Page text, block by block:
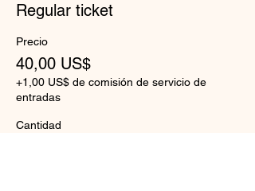
Regular ticket
Precio
40,00 US$
+1,00 US$ de comisión de servicio de
entradas
Cantidad